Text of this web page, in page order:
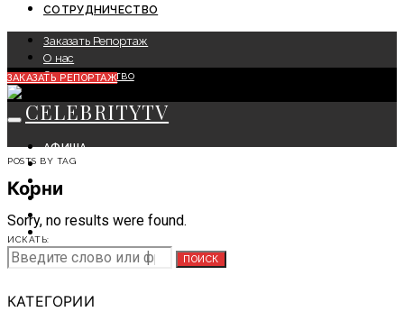
СОТРУДНИЧЕСТВО
Заказать Репортаж
О нас
Сотрудничество
ЗАКАЗАТЬ РЕПОРТАЖ
CELEBRITYTV
АФИША
СОБЫТИЯ
КРАСОТА
МОДА
ЛИЧНОСТЬ
СОВЕТЫ ЭКСПЕРТОВ
POSTS BY TAG
Корни
Sorry, no results were found.
ИСКАТЬ:
ПОИСК
КАТЕГОРИИ